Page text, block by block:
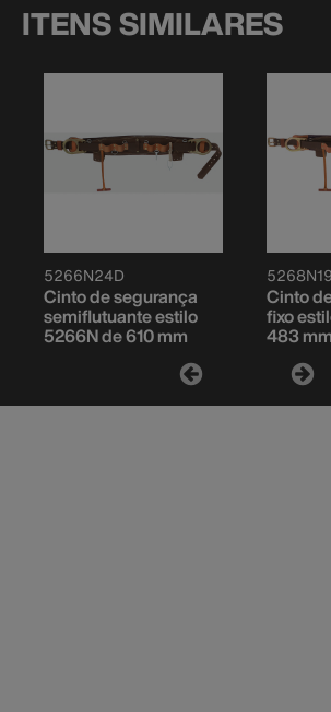
ITENS SIMILARES
5266N24D
Cinto de segurança
semiflutuante estilo
5266N de 610 mm
Cinto
fixo
483 mm